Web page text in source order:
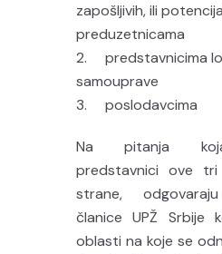
zapošljivih, ili
preduzetnicama
2. predstavnicima
samouprave
3. poslodavcima
Na pitanja
predstavnici ove tri
strane,
članice UPŽ Srbije
oblasti na koje se